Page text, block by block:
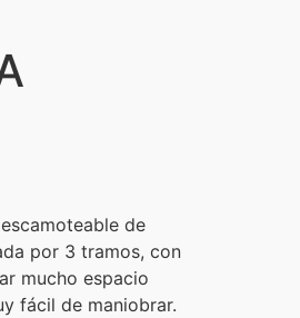
de
por 3 tramos, con
mucho espacio
fácil de maniobrar.